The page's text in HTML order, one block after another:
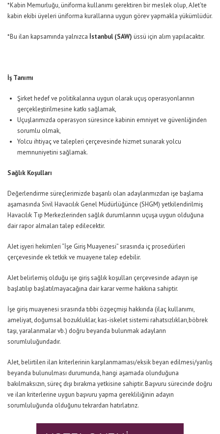
*Kabin Memurluğu, üniforma kullanımı gerektiren bir meslek olup, AJet’te
kabin ekibi üyeleri üniforma kurallarına uygun görev yapmakla yükümlüdür.
*Bu ilan kapsamında yalnızca İstanbul (SAW) üssü için alım yapılacaktır.
İş Tanımı
Şirket hedef ve politikalarına uygun olarak uçuş operasyonlarının
gerçekleştirilmesine katkı sağlamak,
Uçuşlarımızda operasyon süresince kabinin emniyet ve güvenliğinden
sorumlu olmak,
Yolcu ihtiyaç ve talepleri çerçevesinde hizmet sunarak yolcu
memnuniyetini sağlamak.
Sağlık Koşulları
Değerlendirme süreçlerimizde başarılı olan adaylarımızdan işe başlama
aşamasında Sivil Havacılık Genel Müdürlüğünce (SHGM) yetkilendirilmiş
Havacılık Tıp Merkezlerinden sağlık durumlarının uçuşa uygun olduğuna
dair rapor almaları talep edilecektir.
AJet işyeri hekimleri “İşe Giriş Muayenesi” sırasında iç prosedürleri
çerçevesinde ek tetkik ve muayene talep edebilir.
AJet belirlemiş olduğu işe giriş sağlık koşulları çerçevesinde adayın işe
başlatılıp başlatılmayacağına dair karar verme hakkına sahiptir.
İşe giriş muayenesi sırasında tıbbi özgeçmişi hakkında (ilaç kullanımı,
ameliyat, doğumsal bozukluklar, kas-iskelet sistemi rahatsızlıkları,böbrek
taşı, yaralanmalar vb.) doğru beyanda bulunmak adayların
sorumluluğundadır.
AJet, belirtilen ilan kriterlerinin karşılanmaması/eksik beyan edilmesi/yanlış
beyanda bulunulması durumunda, hangi aşamada olunduğuna
bakılmaksızın, süreç dışı bırakma yetkisine sahiptir. Başvuru sürecinde doğru
ve ilan kriterlerine uygun başvuru yapma gerekliliğinin adayın
sorumluluğunda olduğunu tekrardan hatırlatırız.